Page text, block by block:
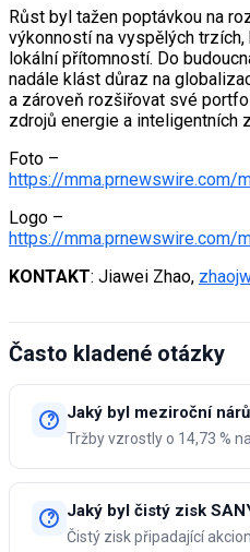
Růst byl tažen poptávkou na
výkonností na vyspělých
lokální přítomností. Do
nadále klást důraz na
a zároveň rozšiřovat své
zdrojů energie a inteligentních
Foto –
https://mma.prnewswire.com/
Logo –
https://mma.prnewswire.com/
KONTAKT: Jiawei Zhao,
Často kladené otázky
Jaký byl meziroční
Tržby vzrostly o 14,73 %
Jaký byl čistý zisk
Čistý zisk připadající